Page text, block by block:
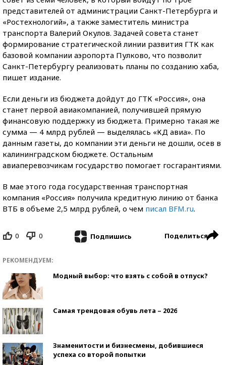
представителей от администрации Санкт-Петербурга и
«Ростехнологий», а также заместитель министра
транспорта Валерий Окулов. Задачей совета станет
формирование стратегической линии развития ГТК как
базовой компании аэропорта Пулково, что позволит
Санкт-Петербургу реализовать планы по созданию хаба,
пишет издание.
Если деньги из бюджета дойдут до ГТК «Россия», она
станет первой авиакомпанией, получившей прямую
финансовую поддержку из бюджета. Примерно такая же
сумма — 4 млрд рублей — выделялась «КД авиа». По
данным газеты, до компании эти деньги не дошли, осев в
калининградском бюджете. Остальным
авиаперевозчикам государство помогает госгарантиями.
В мае этого года государственная транспортная
компания «Россия» получила кредитную линию от банка
ВТБ в объеме 2,5 млрд рублей, о чем писал BFM.ru.
0 0 Подпишись Поделиться
РЕКОМЕНДУЕМ:
Модный выбор: что взять с собой в отпуск?
Самая трендовая обувь лета – 2026
Знаменитости и бизнесмены, добившиеся
успеха со второй попытки